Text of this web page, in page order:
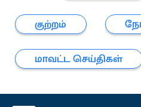
குற்றம்
மாவட்ட செய்திகள்